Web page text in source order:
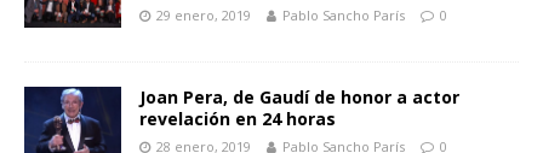
29 enero, 2019 Pablo Sancho París 0
Joan Pera, de Gaudí de honor a actor
revelación en 24 horas
28 enero, 2019 Pablo Sancho París 0